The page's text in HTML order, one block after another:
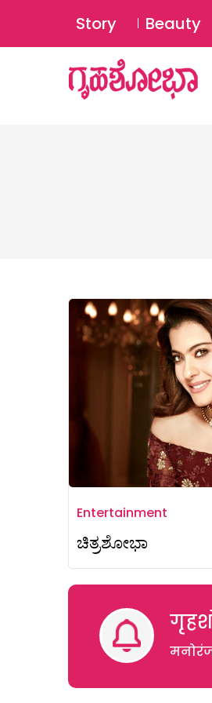
Story Beauty
Entertainment
ಚಿತ್ರಶೋಭಾ